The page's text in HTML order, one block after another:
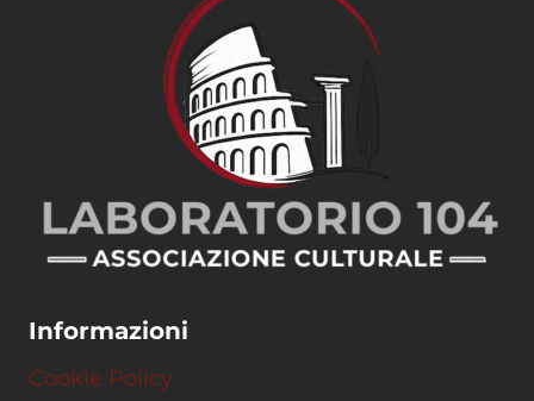
Informazioni
Cookie Policy